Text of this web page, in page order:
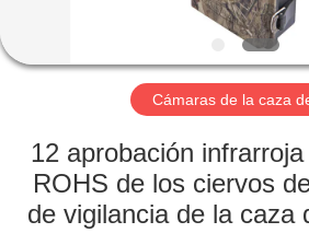
VÍDEOS
NOSOTROS
RECORRIDO
Cámaras de la caza
12 aprobación
ROHS de los ciervos
de vigilancia de la caza